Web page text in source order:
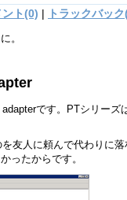
ント(0) | トラックバッ
。
です。PTシリーズ
友人に頼んで代わりに
ったからです。